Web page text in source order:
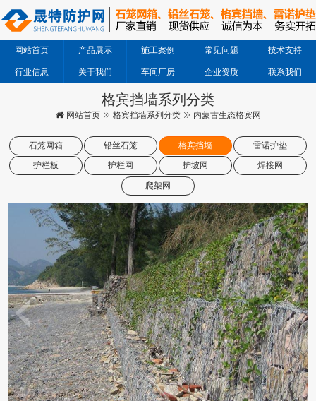
网站首页 产品展示 施工案例 常见问题 技术支持
行业信息 关于我们 车间厂房 企业资质 联系我们
格宾挡墙系列分类
网站首页 格宾挡墙系列分类 内蒙古生态格宾网
石笼网箱 铅丝石笼 格宾挡墙 雷诺护垫
护栏板 护栏网 护坡网 焊接网
爬架网